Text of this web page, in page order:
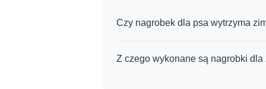
Czy nagrobek dla psa wytrzyma
Z czego wykonane są nagrobki dla